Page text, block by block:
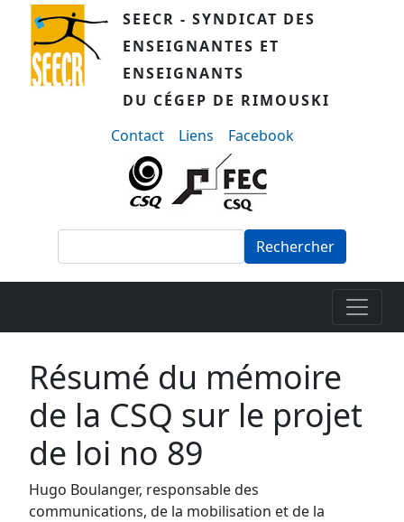
Aller au contenu principalSEECR - SYNDICAT DES
ENSEIGNANTES ET
ENSEIGNANTS
DU CÉGEP DE RIMOUSKI
menu-secondaire
Contact Liens Facebook
Résumé du mémoire
de la CSQ sur le projet
de loi no 89
Hugo Boulanger, responsable des
communications, de la mobilisation et de la